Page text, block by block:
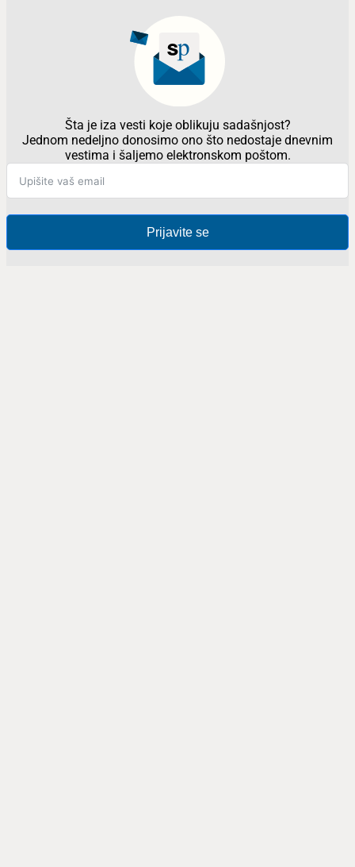
Šta je iza vesti koje oblikuju sadašnjost?
Jednom nedeljno donosimo ono što nedostaje dnevnim
vestima i šaljemo elektronskom poštom.
Prijavite se